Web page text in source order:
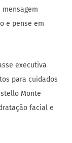
e pense em
executiva
para cuidados
Monte
facial e